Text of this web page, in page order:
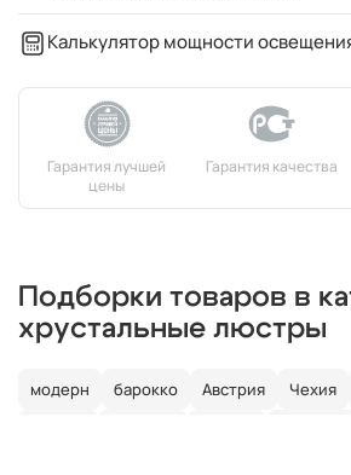
Калькулятор мощности
Подборки товаров в
хрустальные люстры
модерн барокко Австрия Чехия